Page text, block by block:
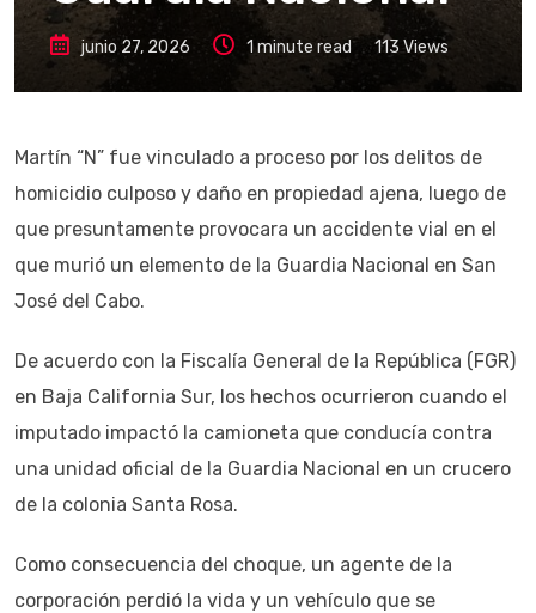
junio 27, 2026 1 minute read 113 Views
Martín “N” fue vinculado a proceso por los delitos de
homicidio culposo y daño en propiedad ajena, luego de
que presuntamente provocara un accidente vial en el
que murió un elemento de la Guardia Nacional en San
José del Cabo.
De acuerdo con la Fiscalía General de la República (FGR)
en Baja California Sur, los hechos ocurrieron cuando el
imputado impactó la camioneta que conducía contra
una unidad oficial de la Guardia Nacional en un crucero
de la colonia Santa Rosa.
Como consecuencia del choque, un agente de la
corporación perdió la vida y un vehículo que se